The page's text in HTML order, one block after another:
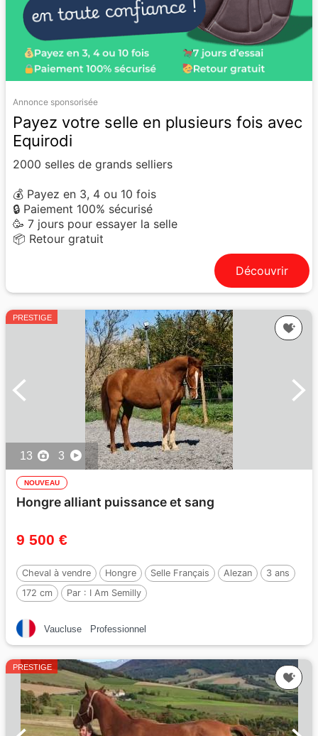
Annonce sponsorisée
Payez votre selle en plusieurs fois avec
Equirodi
2000 selles de grands selliers
💰 Payez en 3, 4 ou 10 fois
🔒 Paiement 100% sécurisé
🥳 7 jours pour essayer la selle
📦 Retour gratuit
Découvrir
PRESTIGE
13 3
NOUVEAU
Hongre alliant puissance et sang
9 500 €
Cheval à vendre Hongre Selle Français Alezan
3 ans
172 cm
Par : I Am Semilly
Vaucluse Professionnel
PRESTIGE